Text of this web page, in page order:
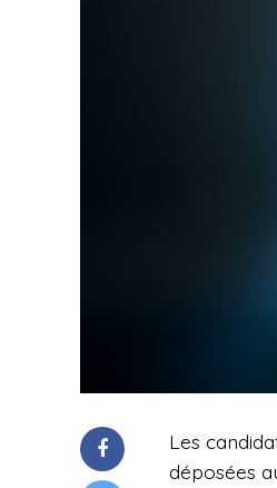
Les
déposées